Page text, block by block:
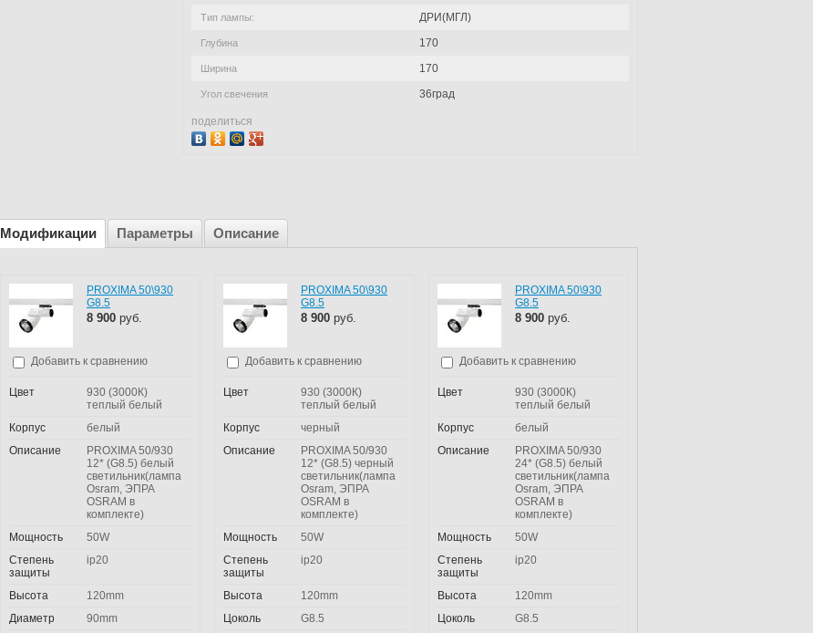
Тип лампы: ДРИ(МГЛ)
Глубина 170
Ширина 170
Угол свечения 36град
поделиться
Модификации Параметры Описание
PROXIMA 50\930
G8.5
8 900 руб.
Добавить к сравнению
Цвет
930 (3000К)
теплый белый
Корпус
белый
Описание
PROXIMA 50/930
12* (G8.5) белый
светильник(лампа
Osram, ЭПРА
OSRAM в
комплекте)
Мощность
50W
Степень
защиты
ip20
Высота
120mm
Диаметр
90mm
PROXIMA 50\930
G8.5
8 900 руб.
Добавить к сравнению
Цвет
930 (3000К)
теплый белый
Корпус
черный
Описание
PROXIMA 50/930
12* (G8.5) черный
светильник(лампа
Osram, ЭПРА
OSRAM в
комплекте)
Мощность
50W
Степень
защиты
ip20
Высота
120mm
Цоколь
G8.5
PROXIMA 50\930
G8.5
8 900 руб.
Добавить к сравнению
Цвет
930 (3000К)
теплый белый
Корпус
белый
Описание
PROXIMA 50/930
24* (G8.5) белый
светильник(лампа
Osram, ЭПРА
OSRAM в
комплекте)
Мощность
50W
Степень
защиты
ip20
Высота
120mm
Цоколь
G8.5